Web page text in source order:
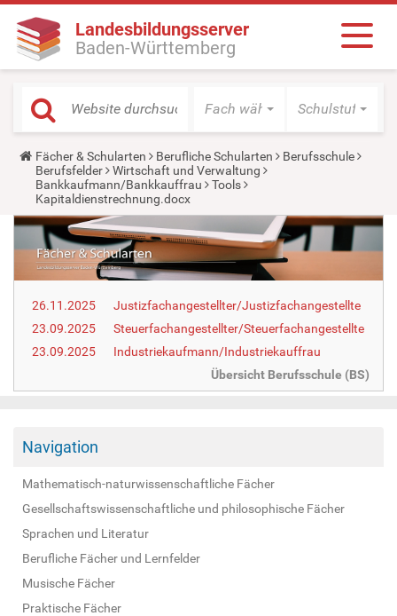
Landesbildungsserver
Baden-Württemberg
Fach wählen Schulstufe
Y
o
u
a
r
e
e
r
e
Fächer & Schularten Berufliche Schularten
Berufsschule
Berufsfelder
Wirtschaft und Verwaltung
Bankkaufmann/Bankkauffrau
Tools
Kapitaldienstrechnung.docx
26.11.2025
Justizfachangestellter/Justizfachangestellte
23.09.2025
Steuerfachangestellter/Steuerfachangestellte
23.09.2025
Industriekaufmann/Industriekauffrau
Übersicht Berufsschule (BS)
Navigation
Mathematisch-naturwissenschaftliche Fächer
Gesellschaftswissenschaftliche und philosophische Fächer
Sprachen und Literatur
Berufliche Fächer und Lernfelder
Musische Fächer
Praktische Fächer